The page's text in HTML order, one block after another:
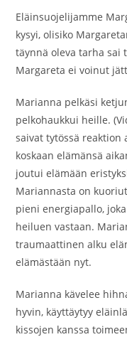
Eläinsuojelijamme
kysyi, olisiko
täynnä oleva tarha sai
Margareta ei voinut
Marianna pelkäsi
pelkohaukkui heille.
saivat tytössä
koskaan elämänsä
joutui elämään
Mariannasta on
pieni energiapallo,
heiluen vastaan.
traumaattinen alku
elämästään nyt.
Marianna kävelee
hyvin, käyttäytyy
kissojen kanssa